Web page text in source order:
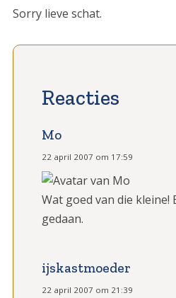
Sorry lieve schat.
Mo
22 april 2007 om 17:59
Wat goed van die
gedaan.
ijskastmoeder
22 april 2007 om 21:39